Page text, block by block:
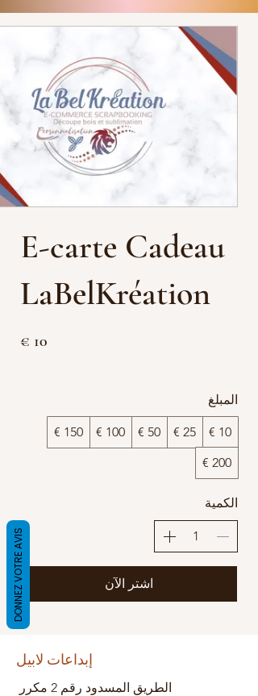
E-carte Cadeau
LaBelKréation
10 €
المبلغ
10 €
25 €
50 €
100 €
150 €
200 €
الكمية
اشتر الآن
إبداعات لابيل
الطريق المسدود رقم 2 مكرر
DONNEZ VOTRE AVIS